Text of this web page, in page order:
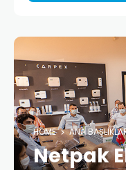
HOME ANA
Netpak